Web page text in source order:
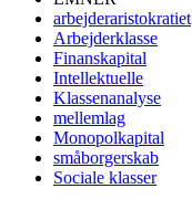
arbejderaristokratiet
Arbejderklasse
Finanskapital
Intellektuelle
Klassenanalyse
mellemlag
Monopolkapital
småborgerskab
Sociale klasser